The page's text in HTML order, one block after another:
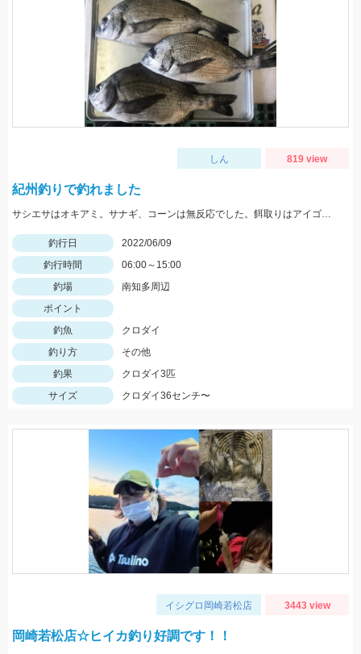
しん 819 view
紀州釣りで釣れました
サシエサはオキアミ。サナギ、コーンは無反応でした。餌取りはアイゴ、あじ、サバ。
釣行日
2022/06/09
釣行時間
06:00～15:00
釣場
南知多周辺
ポイント
釣魚
クロダイ
釣り方
その他
釣果
クロダイ3匹
サイズ
クロダイ36センチ〜
イシグロ岡崎若松店 3443 view
岡崎若松店☆ヒイカ釣り好調です！！